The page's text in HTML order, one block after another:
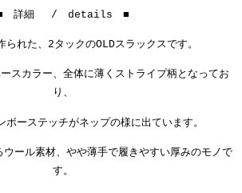
詳細 / details ■
れた、2タックのOLDスラックスです。
スカラー、全体に薄くストライプ柄となってお
り、
ボーステッチがネップの様に出ています。
ール素材、やや薄手で履きやすい厚みのモノで
す。